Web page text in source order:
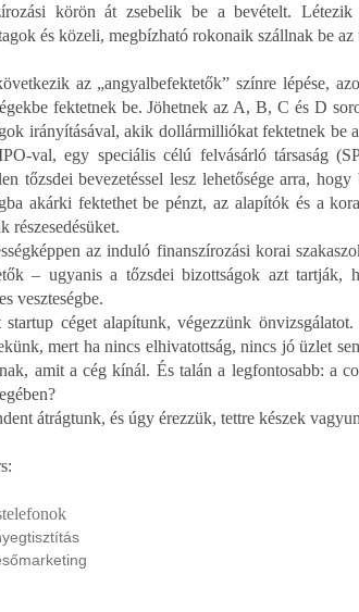
körön át zsebelik be a bevételt.
és közeli, megbízható rokonaik szállnak be az
az „angyalbefektetők” színre lépése,
fektetnek be. Jöhetnek az A, B, C és D
irányításával, akik dollármilliókat fektetnek be
val, egy speciális célú felvásárló társaság
tőzsdei bevezetéssel lesz lehetősége arra,
akárki fektethet be pénzt, az alapítók és a
részesedésüket.
az induló finanszírozási korai
– ugyanis a tőzsdei bizottságok azt
veszteségbe.
céget alapítunk, végezzünk
mert ha nincs elhivatottság, nincs jó üzlet
amit a cég kínál. És talán a legfontosabb: a
átrágtunk, és úgy érezzük, tettre készek